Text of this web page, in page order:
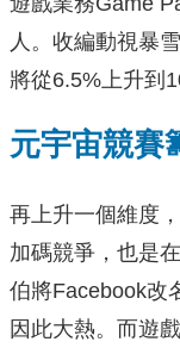
人。收編動視暴
將從6.5%上升到
元宇宙競賽
再上升一個維度
加碼競爭，也是
伯將Facebook改
因此大熱。而遊